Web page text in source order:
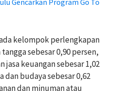
kelompok perlengkapan
sebesar 0,90 persen,
jasa keuangan sebesar 1,02
dan budaya sebesar 0,62
dan minuman atau